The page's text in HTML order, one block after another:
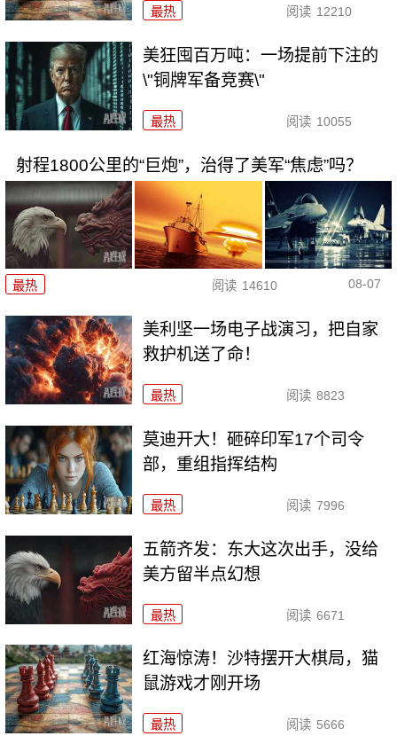
最热 阅读 12210
美狂囤百万吨：一场提前下注的
\"铜牌军备竞赛\"
最热 阅读 10055
射程1800公里的“巨炮”，治得了美军“焦虑”吗？
最热 阅读 14610 08-07
美利坚一场电子战演习，把自家
救护机送了命！
最热 阅读 8823
莫迪开大！砸碎印军17个司令
部，重组指挥结构
最热 阅读 7996
五箭齐发：东大这次出手，没给
美方留半点幻想
最热 阅读 6671
红海惊涛！沙特摆开大棋局，猫
鼠游戏才刚开场
最热 阅读 5666